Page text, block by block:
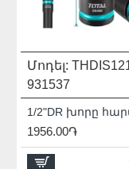
Մոդել:
931537
1956.00֏